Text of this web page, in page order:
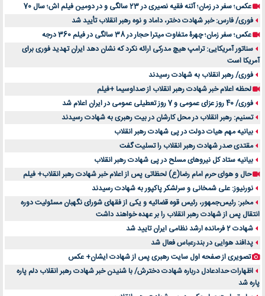
عکس؛ سفر در زمان؛ آتنه فقیه نصیری در 23 سالگی و در دومین فیلم اش؛ سال 70
فوری/ فارس: خبر شهادت دختر، داماد و نوه رهبر انقلاب تأیید شد
عکس؛ سفر زمان؛ چهرۀ متفاوت میترا حجار در 38 سالگی در فیلم 360 درجه
سناتور آمریکایی: ترامپ هیچ مدرکی ارائه نکرد که نشان دهد ایران تهدید فوری برای
آمریکا است
فوری/ رهبر انقلاب به شهادت رسیدند
لحظه اعلام خبر شهادت رهبر انقلاب از صداوسیما +فیلم
فوری/ 40 روز عزای عمومی و 7 روز تعطیلی عمومی در ایران اعلام شد
تسنیم: رهبر انقلاب در محل کارشان در بیت رهبری به شهادت رسیدند
بیانیه مهم هیات دولت در پی شهادت رهبر انقلاب
مقتدی صدر شهادت رهبر انقلاب را تسلیت گفت
بیانیه ستاد کل نیروهای مسلح در پی شهادت رهبر انقلاب
حال و هوای حرم امام رضا(ع) لحظاتی پس از اعلام خبر شهادت رهبر انقلاب+ فیلم
نورنیوز: علی شمخانی و سرلشکر پاکپور به شهادت رسیدند
مخبر: رئیس‌جمهور، رئیس قوه ‌قضائیه و یکی از فقهای شورای نگهبان مسئولیت دوره
انتقال پس ‌از شهادت رهبر انقلاب را بر عهده خواهند داشت
شهادت 2 فرمانده ارشد نظامی ایران تایید شد
پدافند هوایی در بندرعباس فعال شد
تصویری از صفحه اول سایت رهبری پس از شهادت ایشان+ عکس
اظهارات حدادعادل درباره شهادت دخترش/ با شنیدن خبر شهادت رهبر انقلاب دلم پاره
پاره شد